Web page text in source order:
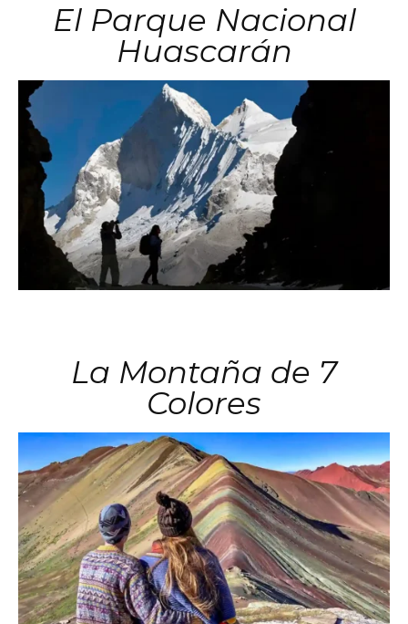
El Parque Nacional
Huascarán
La Montaña de 7
Colores